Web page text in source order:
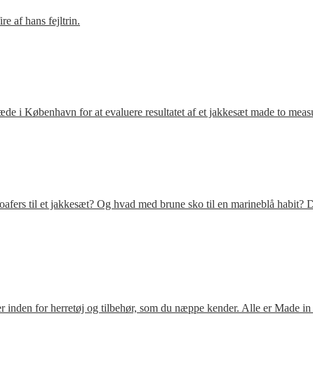
af hans fejltrin.
i København for at evaluere resultatet af et jakkesæt made to
til et jakkesæt? Og hvad med brune sko til en marineblå
for herretøj og tilbehør, som du næppe kender. Alle er Made